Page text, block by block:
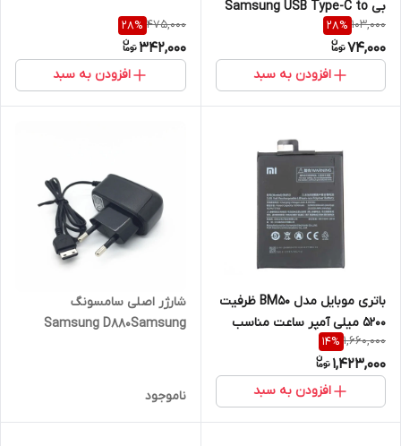
بی Samsung USB Type-C to
USB OTG Connector
103,000
28%
74,000
افزودن به سبد
475,000
28%
342,000
افزودن به سبد
باتری موبایل مدل BM50 ظرفیت
5200 میلی آمپر ساعت مناسب
Max 2 Dual SIM
1,660,000
14%
1,423,000
افزودن به سبد
شارژر اصلی سامسونگ
Samsung D880Samsung
ناموجود